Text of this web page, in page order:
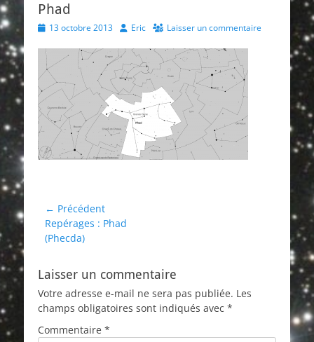
Phad
Posted13 octobre 2013 Author
Eric Laisser un commentaire
Navigation
de
l’article
← Précédent
Article
précédent :
Repérages : Phad
(Phecda)
Laisser un commentaire
Votre adresse e-mail ne sera pas publiée. Les
champs obligatoires sont indiqués avec *
Commentaire *